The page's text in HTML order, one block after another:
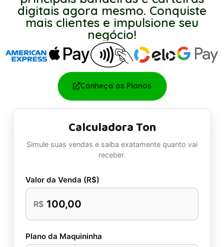
digitais agora mesmo. Conquiste
mais clientes e impulsione seu
negócio!
Conheça os Planos
Calculadora Ton
Simule suas vendas e saiba exatamente quanto vai
receber.
Valor da Venda (R$)
R$
Plano da Maquininha